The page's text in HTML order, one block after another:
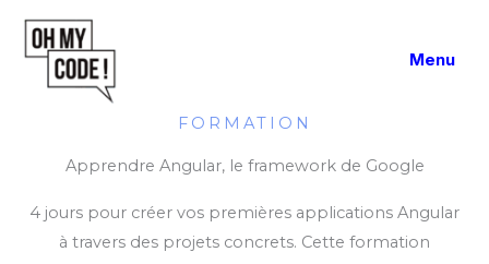
contenu
Menu
FORMATION
Apprendre Angular, le framework de Google
4 jours pour créer vos premières applications Angular
à travers des projets concrets. Cette formation